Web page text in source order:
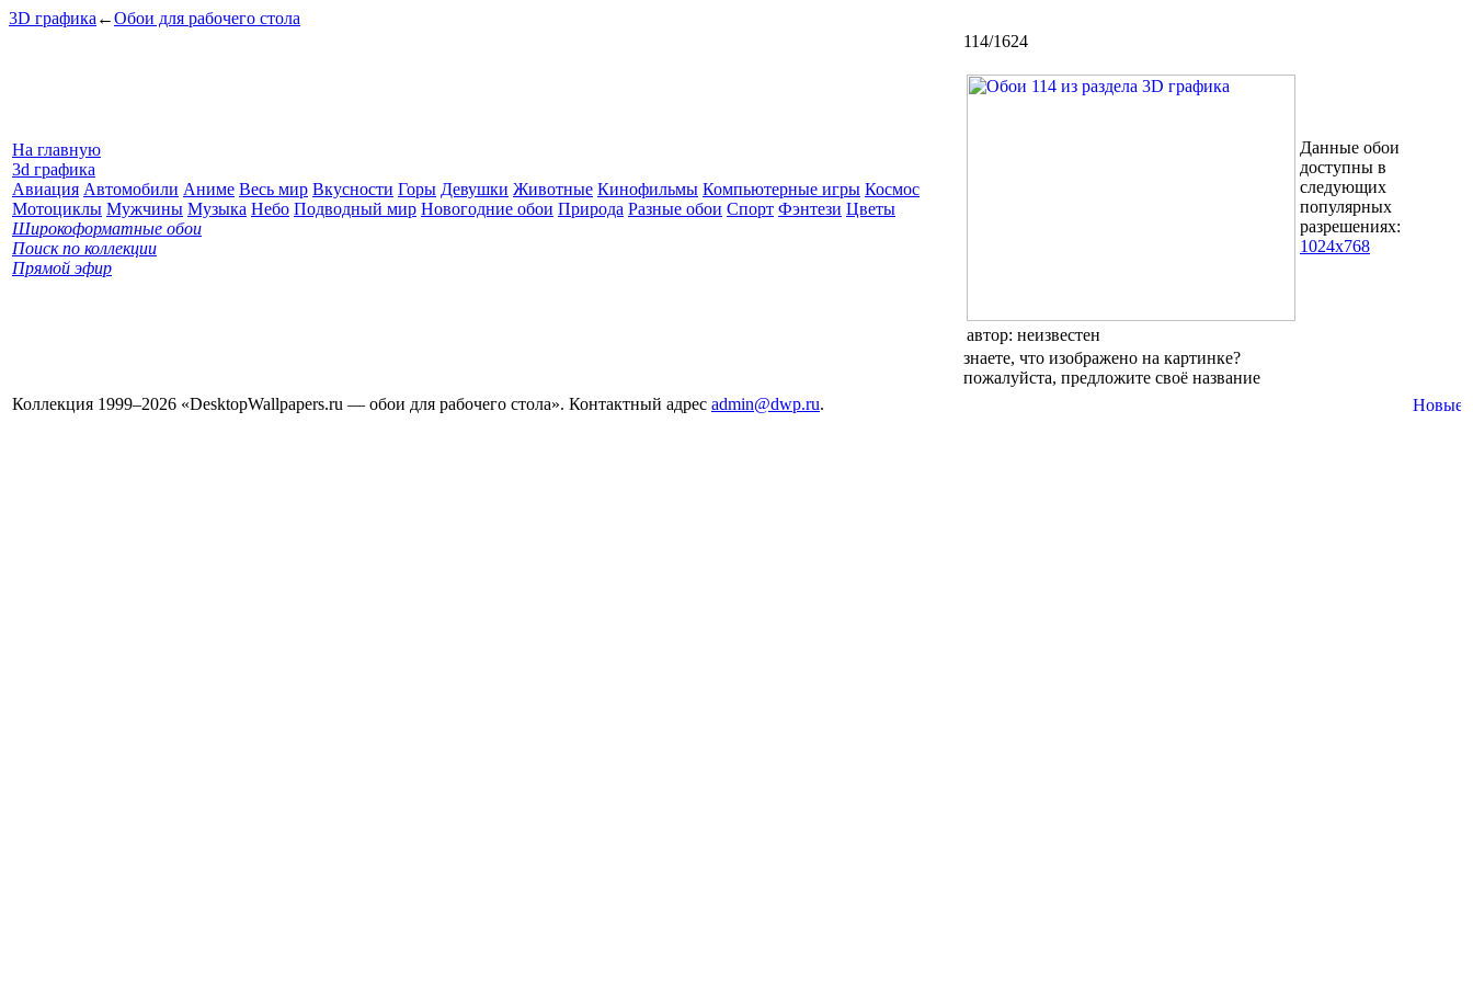
3D графика ←Обои для рабочего стола
На главную
3d графика
Авиация Автомобили Аниме Весь мир Вкусности Горы Девушки Животные Кинофильмы Компьютерные игры Космос
Мотоциклы Мужчины Музыка Небо Подводный мир Новогодние обои Природа Разные обои Спорт Фэнтези Цветы
Широкоформатные обои
Поиск по коллекции
Прямой эфир
114/1624
Данные обои
доступны в
следующих
популярных
разрешениях:
1024x768
автор: неизвестен
знаете, что изображено на картинке?
пожалуйста, предложите своё название
Коллекция 1999–2026 «DesktopWallpapers.ru — обои для рабочего стола». Контактный адрес admin@dwp.ru.